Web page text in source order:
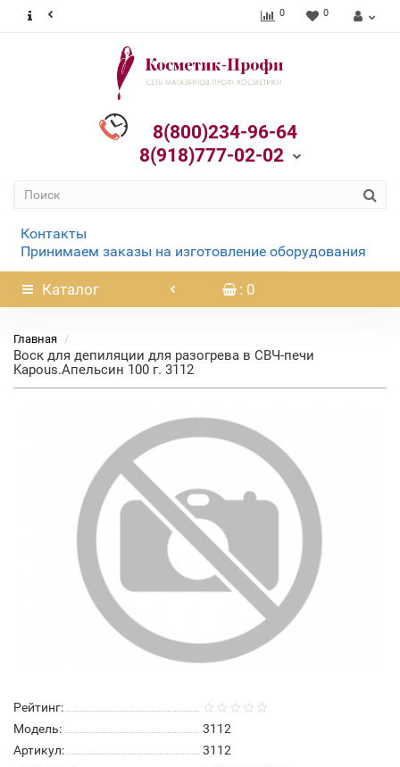
0 0
8(800)234-96-64
8(918)777-02-02
Контакты
Принимаем заказы на изготовление оборудования
Каталог : 0
Главная
Воск для депиляции для разогрева в СВЧ-печи
Kapous.Апельсин 100 г. 3112
Рейтинг:
Модель:
3112
Артикул:
3112